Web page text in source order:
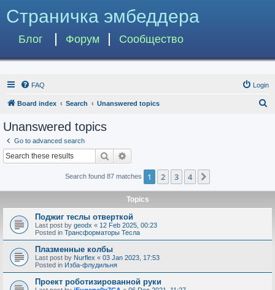
Страничка эмбеддера
Блог Форум Сообщество
FAQ Login
Board index Search Unanswered topics
Unanswered topics
Go to advanced search
Search
Search found 87 matches 1 2 3 4
Topics
Поджиг теслы отверткой
Last post by geodx « 12 Feb 2025, 00:23
Posted in Трансформаторы Тесла
Плазменные колбы
Last post by Nurflex « 03 Jan 2023, 17:53
Posted in Изба-флудильня
Проект роботизированной руки